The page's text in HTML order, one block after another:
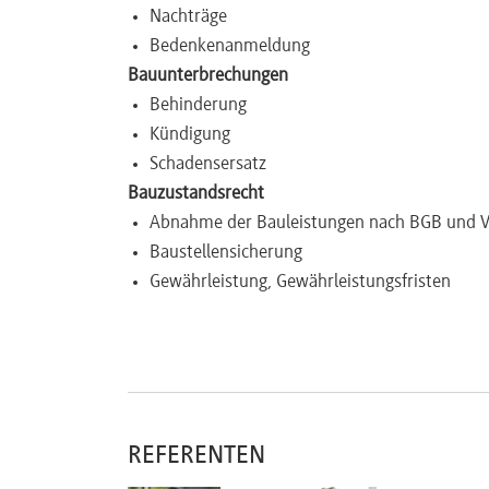
Nachträge
Bedenkenanmeldung
Bauunterbrechungen
Behinderung
Kündigung
Schadensersatz
Bauzustandsrecht
Abnahme der Bauleistungen nach BGB und
Baustellensicherung
Gewährleistung, Gewährleistungsfristen
REFERENTEN